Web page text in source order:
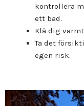
kontrollera
ett bad.
Klä dig
Ta det
egen risk.